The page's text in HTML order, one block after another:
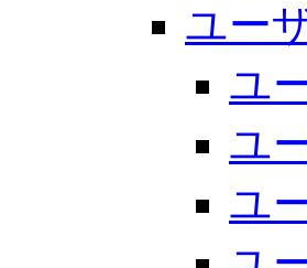
ユー
ユ
ユ
ユ